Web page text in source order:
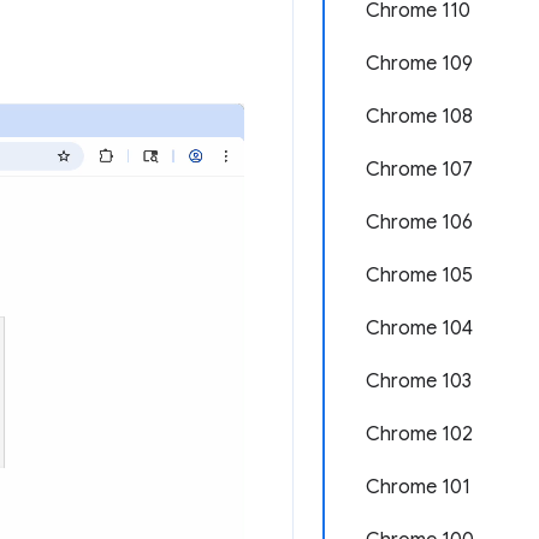
Chrome 110
Chrome 109
Chrome 108
Chrome 107
Chrome 106
Chrome 105
Chrome 104
Chrome 103
Chrome 102
Chrome 101